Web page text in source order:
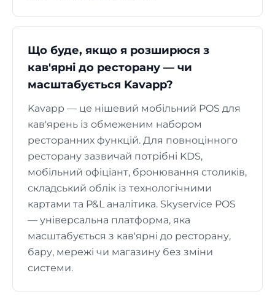
Що буде, якщо я розширюся з
кав'ярні до ресторану — чи
масштабується Kavapp?
Kavapp — це нішевий мобільний POS для
кав'ярень із обмеженим набором
ресторанних функцій. Для повноцінного
ресторану зазвичай потрібні KDS,
мобільний офіціант, бронювання столиків,
складський облік із технологічними
картами та P&L аналітика. Skyservice POS
— універсальна платформа, яка
масштабується з кав'ярні до ресторану,
бару, мережі чи магазину без зміни
системи.